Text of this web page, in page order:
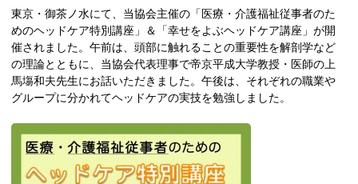
東京・御茶ノ水にて、当協会主催の「医療・介護福祉従事者のた
めのヘッドケア特別講座」＆「幸せをよぶヘッドケア講座」が開
催されました。午前は、頭部に触れることの重要性を解剖学など
の理論とともに、当協会代表理事で帝京平成大学教授・医師の上
馬塲和夫先生にお話いただきました。午後は、それぞれの職業や
グループに分かれてヘッドケアの実技を勉強しました。